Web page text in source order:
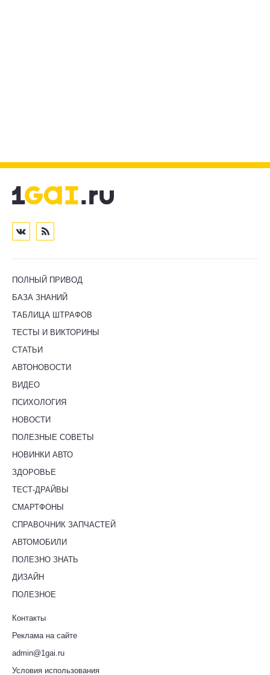
ПОЛНЫЙ ПРИВОД
БАЗА ЗНАНИЙ
ТАБЛИЦА ШТРАФОВ
ТЕСТЫ И ВИКТОРИНЫ
СТАТЬИ
АВТОНОВОСТИ
ВИДЕО
ПСИХОЛОГИЯ
НОВОСТИ
ПОЛЕЗНЫЕ СОВЕТЫ
НОВИНКИ АВТО
ЗДОРОВЬЕ
ТЕСТ-ДРАЙВЫ
СМАРТФОНЫ
СПРАВОЧНИК ЗАПЧАСТЕЙ
АВТОМОБИЛИ
ПОЛЕЗНО ЗНАТЬ
ДИЗАЙН
ПОЛЕЗНОЕ
Контакты
Реклама на сайте
admin@1gai.ru
Условия использования